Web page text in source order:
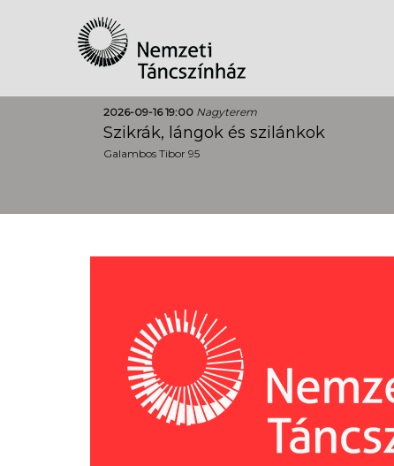
2026-09-16 19:00 Nagyterem
Szikrák, lángok és szilánkok
Galambos Tibor 95